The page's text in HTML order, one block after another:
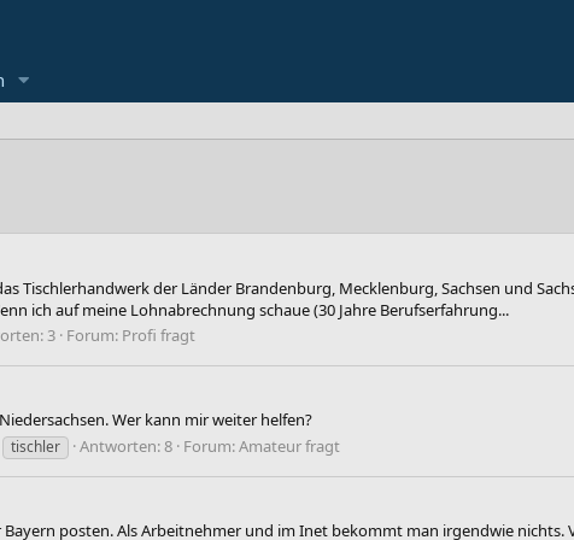
Tischlerhandwerk der Länder Brandenburg, Mecklenburg, Sachsen und
ich auf meine Lohnabrechnung schaue (30 Jahre Berufserfahrung...
3 Forum: Profi fragt
Wer kann mir weiter helfen?
tischler Antworten: 8 Forum:Amateur fragt
posten. Als Arbeitnehmer und im Inet bekommt man irgendwie nichts.